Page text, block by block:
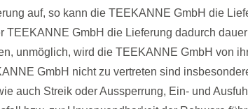
auf, so kann die TEEKANNE GmbH die
TEEKANNE GmbH die Lieferung dadurch
unmöglich, wird die TEEKANNE GmbH von
GmbH nicht zu vertreten sind
auch Streik oder Aussperrung, Ein- und